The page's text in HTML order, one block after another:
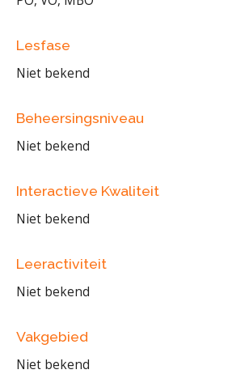
Lesfase
Niet bekend
Beheersingsniveau
Niet bekend
Interactieve Kwaliteit
Niet bekend
Leeractiviteit
Niet bekend
Vakgebied
Niet bekend